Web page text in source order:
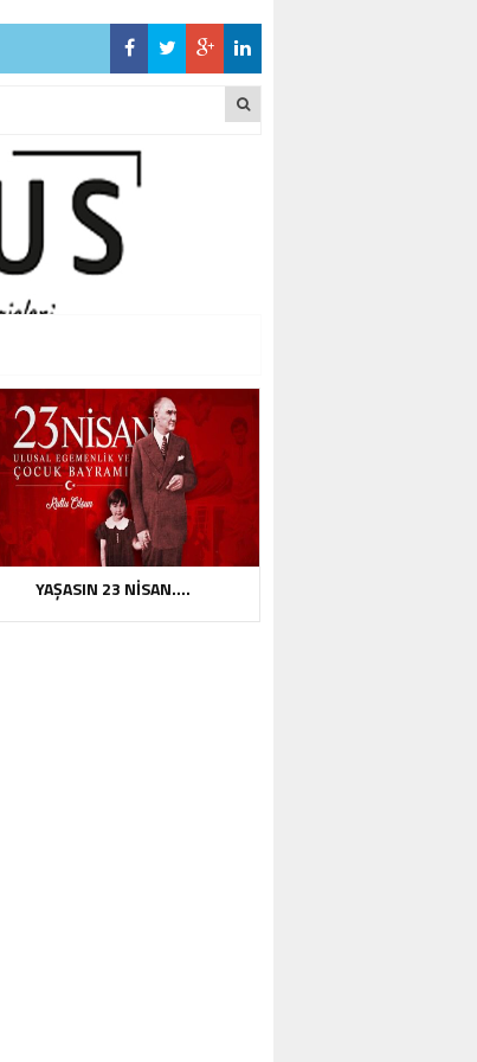
YAŞASIN 23 NİSAN….